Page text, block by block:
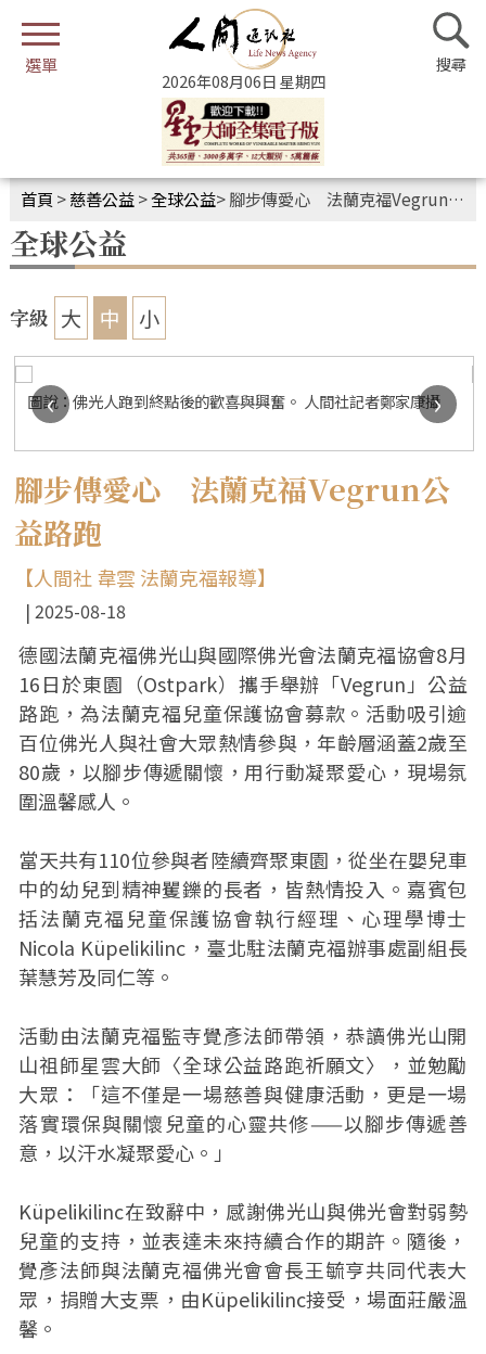
2026年08月06日 星期四
首頁 >慈善公益>全球公益>腳步傳愛心 法蘭克福Vegrun公益路跑
全球公益
字級 大 中 小
圖說：佛光人跑到終點後的歡喜與興奮。 人間社記者鄭家康攝
‹ ›
腳步傳愛心 法蘭克福Vegrun公
益路跑
【人間社 韋雲 法蘭克福報導】
2025-08-18
德國法蘭克福佛光山與國際佛光會法蘭克福協會8月
16日於東園（Ostpark）攜手舉辦「Vegrun」公益
路跑，為法蘭克福兒童保護協會募款。活動吸引逾
百位佛光人與社會大眾熱情參與，年齡層涵蓋2歲至
80歲，以腳步傳遞關懷，用行動凝聚愛心，現場氛
圍溫馨感人。
當天共有110位參與者陸續齊聚東園，從坐在嬰兒車
中的幼兒到精神矍鑠的長者，皆熱情投入。嘉賓包
括法蘭克福兒童保護協會執行經理、心理學博士
Nicola Küpelikilinc，臺北駐法蘭克福辦事處副組長
葉慧芳及同仁等。
活動由法蘭克福監寺覺彥法師帶領，恭讀佛光山開
山祖師星雲大師〈全球公益路跑祈願文〉，並勉勵
大眾：「這不僅是一場慈善與健康活動，更是一場
落實環保與關懷兒童的心靈共修——以腳步傳遞善
意，以汗水凝聚愛心。」
Küpelikilinc在致辭中，感謝佛光山與佛光會對弱勢
兒童的支持，並表達未來持續合作的期許。隨後，
覺彥法師與法蘭克福佛光會會長王毓亨共同代表大
眾，捐贈大支票，由Küpelikilinc接受，場面莊嚴溫
馨。